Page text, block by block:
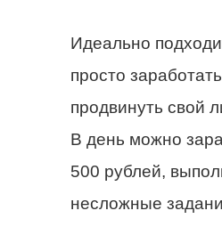
Идеально
просто
продвинуть свой
В день можно
500 рублей,
несложные